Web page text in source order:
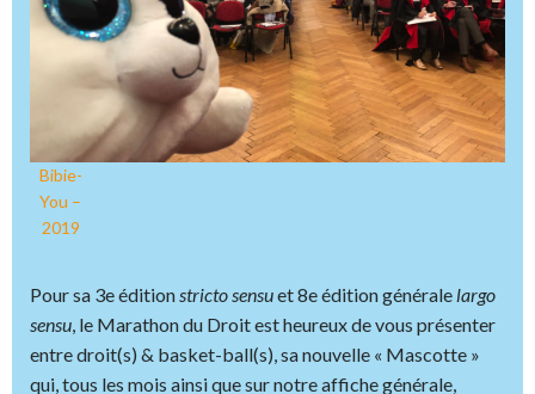
Bibie-
You –
2019
Pour sa 3e éditionstricto sensuet 8e édition générale largo
sensu, le Marathon du Droit est heureux de vous présenter
entre droit(s) & basket-ball(s), sa nouvelle « Mascotte »
qui, tous les mois ainsi que sur notre affiche générale,